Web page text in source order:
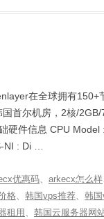
在全球拥有150+
首尔机房，2核/2GB/
硬件信息 CPU Model
NI : Di …
优惠码 arkecx怎么样
格 韩国vps推荐 韩
租用 韩国云服务器网